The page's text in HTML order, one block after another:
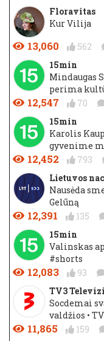
Floravitas
Kur Vilija
13,060 562
15min
Mindaugas
perima
12,547 70
15min
Karolis
gyvenime
12,452 793
Lietuvos
Nausėda
Gelūną
12,391 135
15min
Valinskas
#shorts
12,083 93
TV3
Socdemai
valdžios •
11,865 159